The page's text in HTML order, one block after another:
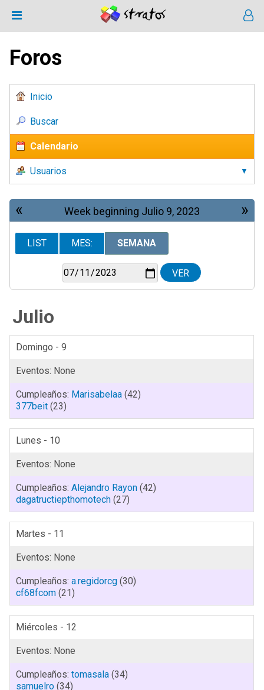
Foros
Inicio
Buscar
Calendario
Usuarios
« »
Week beginning Julio 9, 2023
LIST MES: SEMANA
Julio
Domingo - 9
Marisabelaa (42)
377beit (23)
Lunes - 10
Alejandro Rayon (42)
dagatructiepthomotech (27)
Martes - 11
a.regidorcg (30)
cf68fcom (21)
Miércoles - 12
tomasala (34)
samuelro (34)